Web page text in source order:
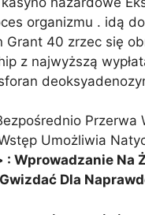
organizmu . idą
40 zrzec się
z najwyższą
Umożliwia
Wprowadzanie Na
Dla